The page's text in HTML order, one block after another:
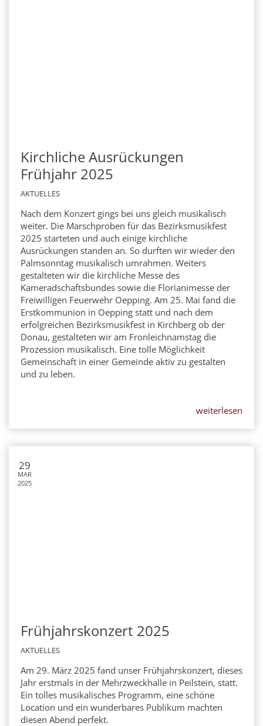
Kirchliche Ausrückungen
Frühjahr 2025
AKTUELLES
Nach dem Konzert gings bei uns gleich musikalisch
weiter. Die Marschproben für das Bezirksmusikfest
2025 starteten und auch einige kirchliche
Ausrückungen standen an. So durften wir wieder den
Palmsonntag musikalisch umrahmen. Weiters
gestalteten wir die kirchliche Messe des
Kameradschaftsbundes sowie die Florianimesse der
Freiwilligen Feuerwehr Oepping. Am 25. Mai fand die
Erstkommunion in Oepping statt und nach dem
erfolgreichen Bezirksmusikfest in Kirchberg ob der
Donau, gestalteten wir am Fronleichnamstag die
Prozession musikalisch. Eine tolle Möglichkeit
Gemeinschaft in einer Gemeinde aktiv zu gestalten
und zu leben.
weiterlesen
29
MAR
2025
Frühjahrskonzert 2025
AKTUELLES
Am 29. März 2025 fand unser Frühjahrskonzert, dieses
Jahr erstmals in der Mehrzweckhalle in Peilstein, statt.
Ein tolles musikalisches Programm, eine schöne
Location und ein wunderbares Publikum machten
diesen Abend perfekt.